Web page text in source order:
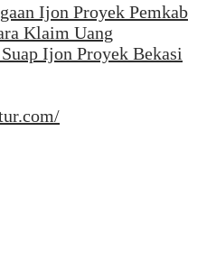
Ijon Proyek Pemkab
Klaim Uang
Ijon Proyek Bekasi